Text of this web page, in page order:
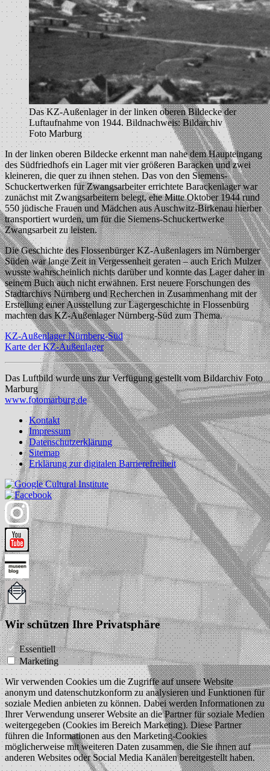
Das KZ-Außenlager in der linken oberen Bildecke der
Luftaufnahme von 1944. Bildnachweis: Bildarchiv
Foto Marburg
In der linken oberen Bildecke erkennt man nahe dem Haupteingang
des Südfriedhofs ein Lager mit vier größeren Baracken und zwei
kleineren, die quer zu ihnen stehen. Das von den Siemens-
Schuckertwerken für Zwangsarbeiter errichtete Barackenlager war
zunächst mit Zwangsarbeitern belegt, ehe Mitte Oktober 1944 rund
550 jüdische Frauen und Mädchen aus Auschwitz-Birkenau hierher
transportiert wurden, um für die Siemens-Schuckertwerke
Zwangsarbeit zu leisten.
Die Geschichte des Flossenbürger KZ-Außenlagers im Nürnberger
Süden war lange Zeit in Vergessenheit geraten – auch Erich Mulzer
wusste wahrscheinlich nichts darüber und konnte das Lager daher in
seinem Buch auch nicht erwähnen. Erst neuere Forschungen des
Stadtarchivs Nürnberg und Recherchen in Zusammenhang mit der
Erstellung einer Ausstellung zur Lagergeschichte in Flossenbürg
machten das KZ-Außenlager Nürnberg-Süd zum Thema.
KZ-Außenlager Nürnberg-Süd
Karte der KZ-Außenlager
Das Luftbild wurde uns zur Verfügung gestellt vom Bildarchiv Foto
Marburg
www.fotomarburg.de
Kontakt
Impressum
Datenschutzerklärung
Sitemap
Erklärung zur digitalen Barrierefreiheit
Wir schützen Ihre Privatsphäre
Essentiell
Marketing
Wir verwenden Cookies um die Zugriffe auf unsere Website
anonym und datenschutzkonform zu analysieren und Funktionen für
soziale Medien anbieten zu können. Dabei werden Informationen zu
Ihrer Verwendung unserer Website an die Partner für soziale Medien
weitergegeben (Cookies im Bereich Marketing). Diese Partner
führen die Informationen aus den Marketing-Cookies
möglicherweise mit weiteren Daten zusammen, die Sie ihnen auf
anderen Websites oder Social Media Kanälen bereitgestellt haben.